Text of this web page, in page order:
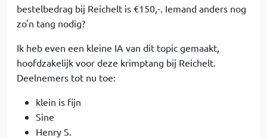
bestelbedrag bij Reichelt is €150,-. Iemand anders nog
zo'n tang nodig?
Ik heb even een kleine IA van dit topic gemaakt,
hoofdzakelijk voor deze krimptang bij Reichelt.
Deelnemers tot nu toe:
klein is fijn
Sine
Henry S.